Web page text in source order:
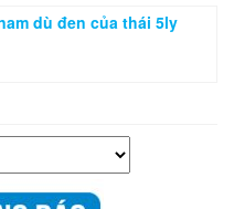
dù đen của thái 5ly